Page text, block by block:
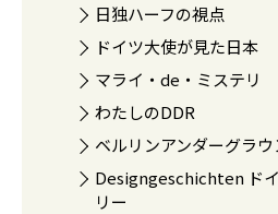
日独ハーフの視点
ドイツ大使が見た日本
マライ・de・ミステリ
わたしのDDR
ベルリンアンダーグラウ
Designgeschichten ド
リー